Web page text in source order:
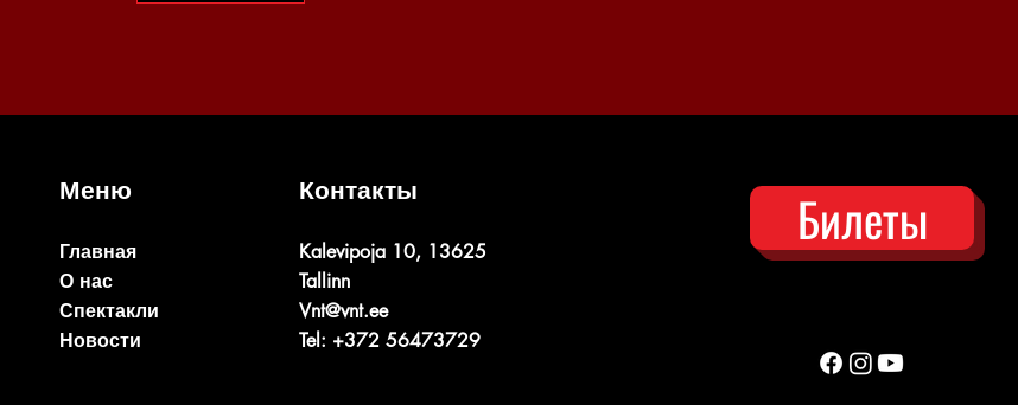
Меню
Главная
О нас
Спектакли
Новости
Контакты
Kalevipoja 10, 13625
Tallinn
Vnt@vnt.ee
Tel: +372 56473729
Билеты